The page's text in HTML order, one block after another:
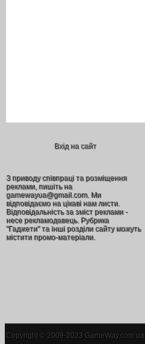
Вхід на сайт
З приводу співпраці та розміщення
реклами, пишіть на
gamewayua@gmail.com. Ми
відповідаємо на цікаві нам листи.
Відповідальність за зміст реклами -
несе рекламодавець. Рубрика
"Гаджети" та інші розділи сайту можуть
містити промо-матеріали.
Copyright © 2009-2023 GameWay.com.ua